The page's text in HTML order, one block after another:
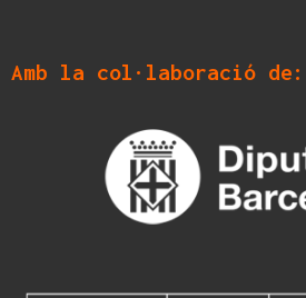
Amb la col·laboració de: